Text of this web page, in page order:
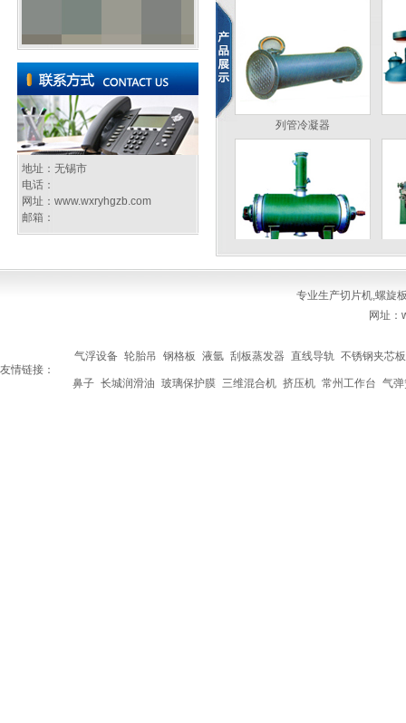
地址：无锡市
电话：
网址： www.wxryhgzb.com
邮箱：
列管冷凝器
真空耙式干燥机
专业生产切片机,螺旋
网址
友情链接：
气浮设备 轮胎吊 钢格板 液氩 刮板蒸发器 直线导轨 不锈钢夹芯板
鼻子 长城润滑油 玻璃保护膜 三维混合机 挤压机 常州工作台 气